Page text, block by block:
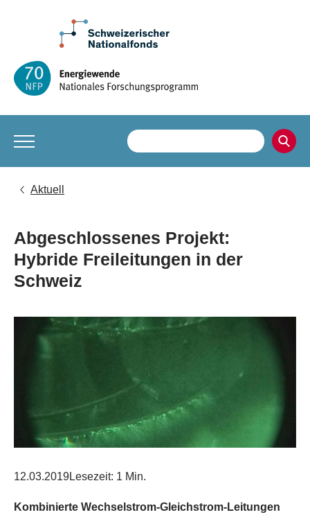
Aktuell
Abgeschlossenes Projekt:
Hybride Freileitungen in der
Schweiz
12.03.2019Lesezeit: 1 Min.
Kombinierte Wechselstrom-Gleichstrom-Leitungen